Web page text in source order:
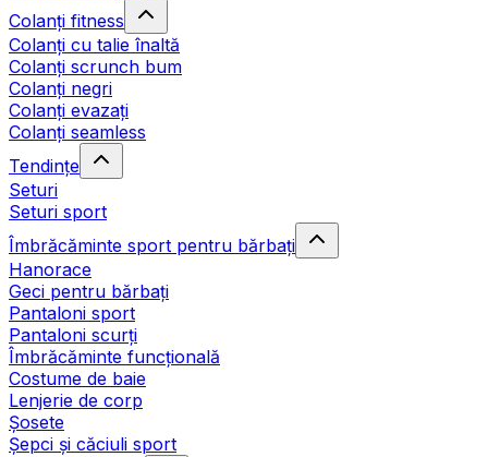
Colanți fitness
Colanți cu talie înaltă
Colanți scrunch bum
Colanți negri
Colanți evazați
Colanți seamless
Tendințe
Seturi
Seturi sport
Îmbrăcăminte sport pentru bărbați
Hanorace
Geci pentru bărbați
Pantaloni sport
Pantaloni scurți
Îmbrăcăminte funcțională
Costume de baie
Lenjerie de corp
Șosete
Șepci și căciuli sport